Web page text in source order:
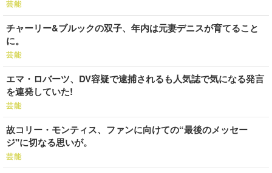
リリース ショップ
登録・ログイン/マイルーム
芸能
チャーリー&ブルックの双子、年内は元妻デニスが育てること
に。
芸能
エマ・ロバーツ、DV容疑で逮捕されるも人気誌で気になる発言
を連発していた!
芸能
故コリー・モンティス、ファンに向けての“最後のメッセー
ジ"に切なる思いが。
芸能